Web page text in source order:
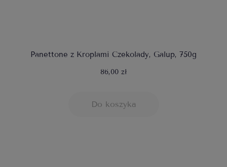
Panettone z Kroplami Czekolady, Galup, 750g
86,00 zł
Do koszyka